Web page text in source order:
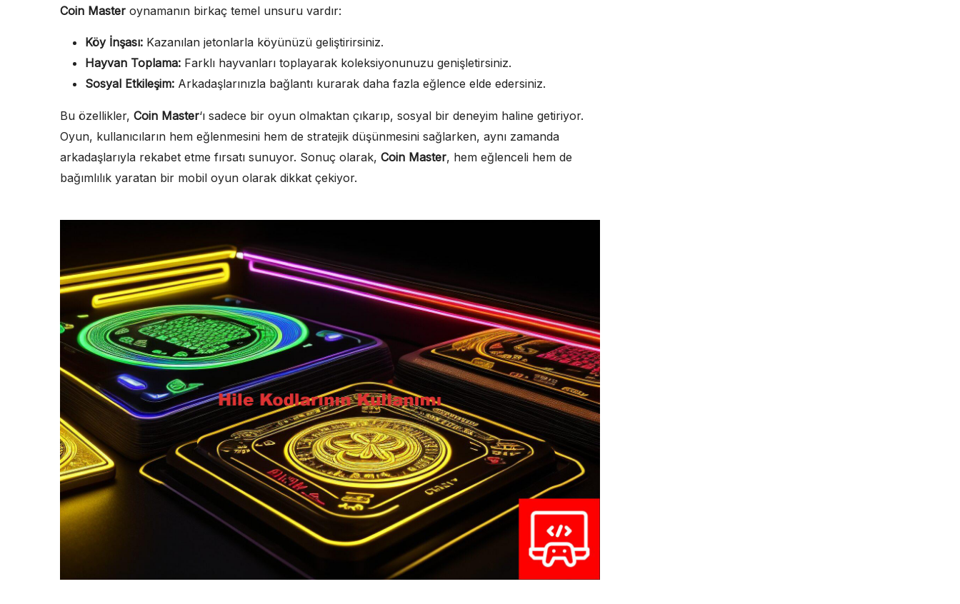
Coin Master oynamanın birkaç temel unsuru vardır:
Köy İnşası: Kazanılan jetonlarla köyünüzü geliştirirsiniz.
Hayvan Toplama: Farklı hayvanları toplayarak koleksiyonunuzu genişletirsiniz.
Sosyal Etkileşim: Arkadaşlarınızla bağlantı kurarak daha fazla eğlence elde edersiniz.
Bu özellikler, Coin Master‘ı sadece bir oyun olmaktan çıkarıp, sosyal bir deneyim haline getiriyor.
Oyun, kullanıcıların hem eğlenmesini hem de stratejik düşünmesini sağlarken, aynı zamanda
arkadaşlarıyla rekabet etme fırsatı sunuyor. Sonuç olarak, Coin Master, hem eğlenceli hem de
bağımlılık yaratan bir mobil oyun olarak dikkat çekiyor.